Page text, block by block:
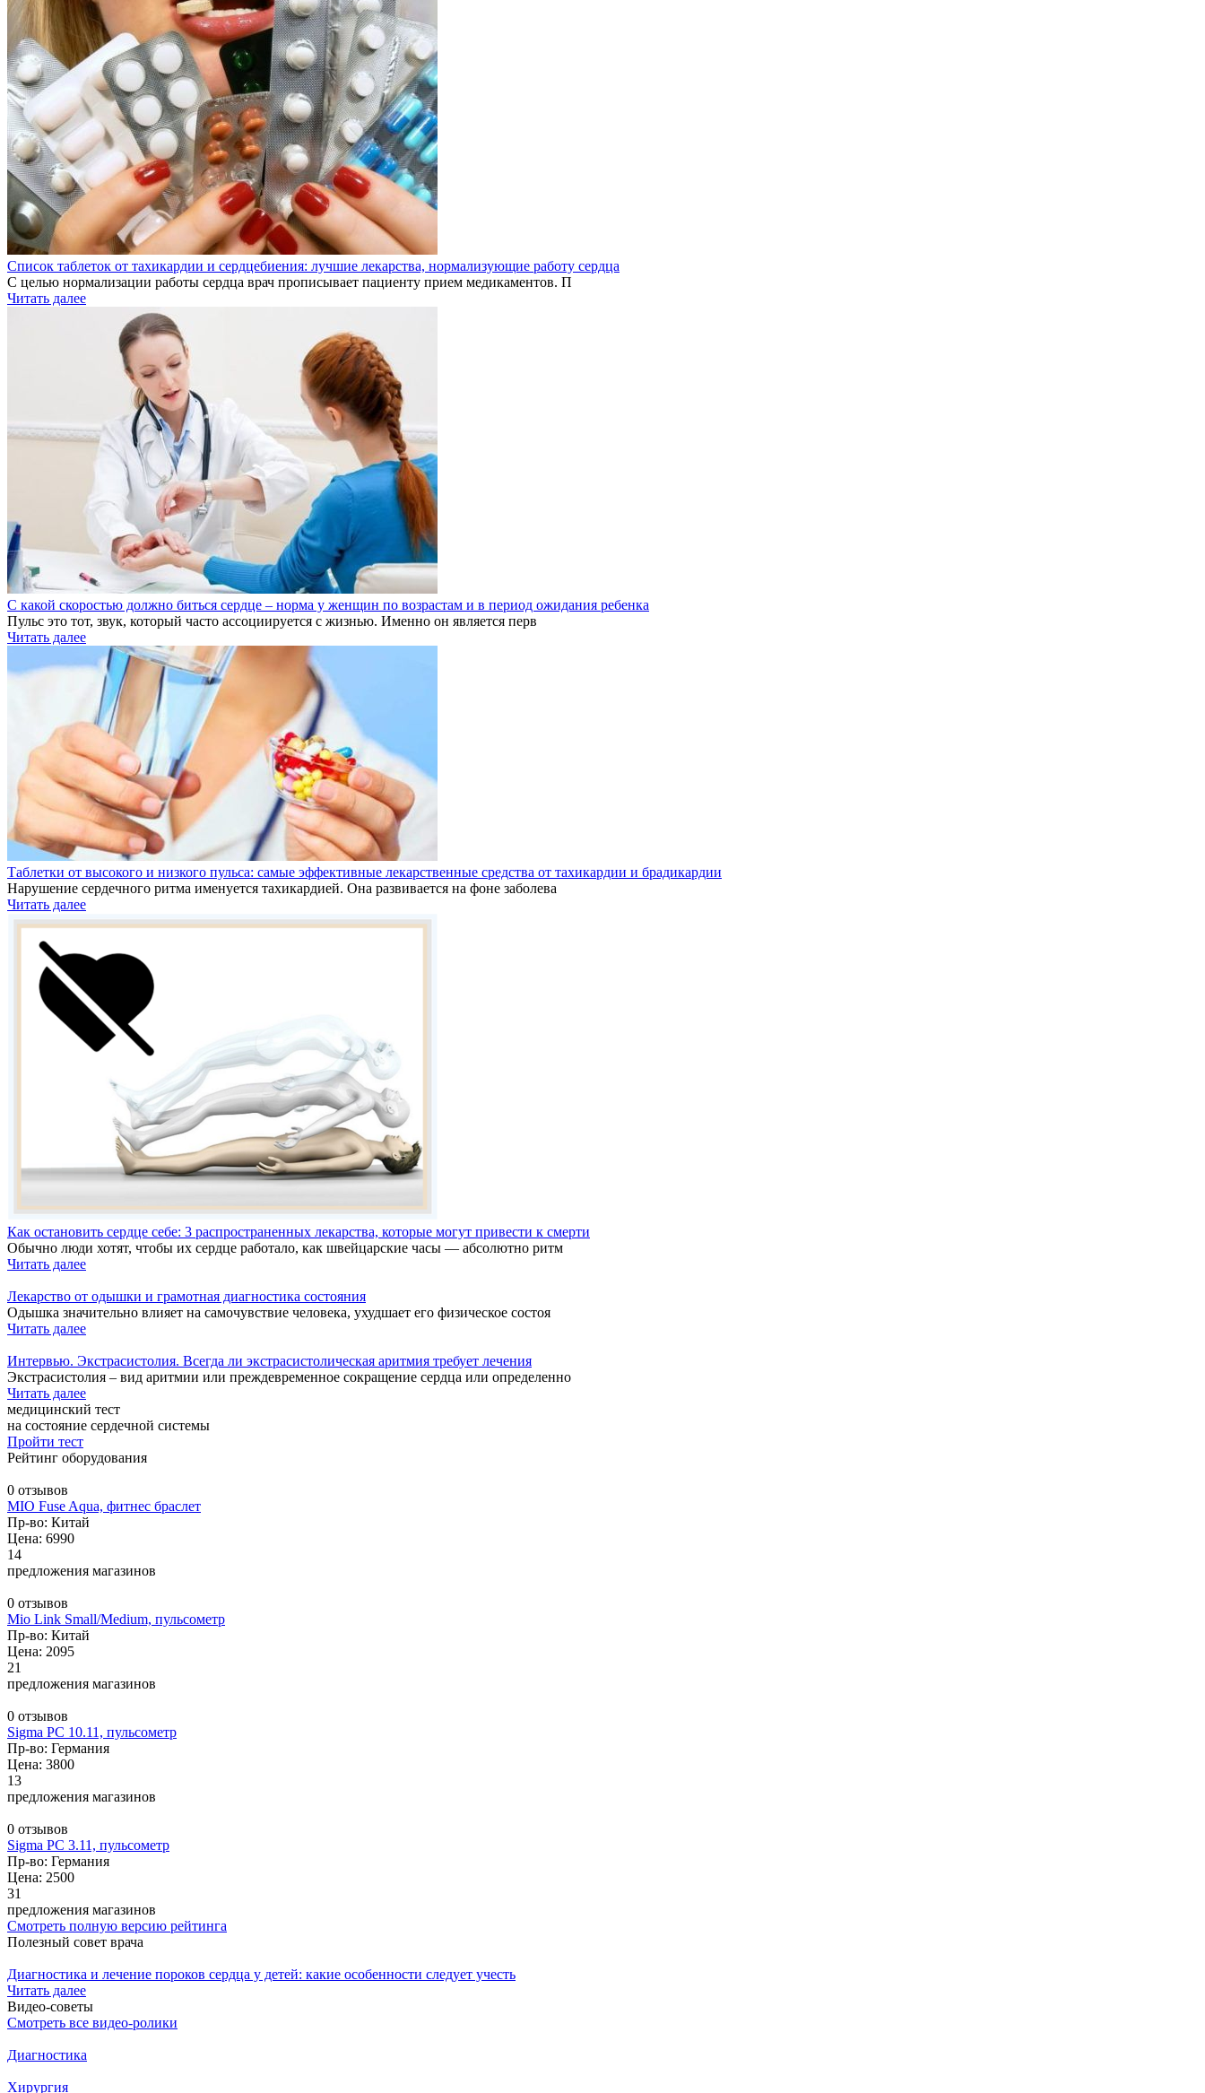
Список таблеток от тахикардии и сердцебиения: лучшие лекарства, нормализующие работу сердца
С целью нормализации работы сердца врач прописывает пациенту прием медикаментов. П
Читать далее
С какой скоростью должно биться сердце – норма у женщин по возрастам и в период ожидания ребенка
Пульс это тот, звук, который часто ассоциируется с жизнью. Именно он является перв
Читать далее
Таблетки от высокого и низкого пульса: самые эффективные лекарственные средства от тахикардии и брадикардии
Нарушение сердечного ритма именуется тахикардией. Она развивается на фоне заболева
Читать далее
Как остановить сердце себе: 3 распространенных лекарства, которые могут привести к смерти
Обычно люди хотят, чтобы их сердце работало, как швейцарские часы — абсолютно ритм
Читать далее
Лекарство от одышки и грамотная диагностика состояния
Одышка значительно влияет на самочувствие человека, ухудшает его физическое состоя
Читать далее
Интервью. Экстрасистолия. Всегда ли экстрасистолическая аритмия требует лечения
Экстрасистолия – вид аритмии или преждевременное сокращение сердца или определенно
Читать далее
медицинский тест
на состояние сердечной системы
Пройти тест
Рейтинг оборудования
0 отзывов
MIO Fuse Aqua, фитнес браслет
Пр-во: Китай
Цена: 6990
14
предложения магазинов
0 отзывов
Mio Link Small/Medium, пульсометр
Пр-во: Китай
Цена: 2095
21
предложения магазинов
0 отзывов
Sigma PC 10.11, пульсометр
Пр-во: Германия
Цена: 3800
13
предложения магазинов
0 отзывов
Sigma PC 3.11, пульсометр
Пр-во: Германия
Цена: 2500
31
предложения магазинов
Смотреть полную версию рейтинга
Полезный совет врача
Диагностика и лечение пороков сердца у детей: какие особенности следует учесть
Читать далее
Видео-советы
Смотреть все видео-ролики
Диагностика
Хирургия